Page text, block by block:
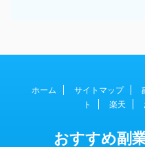
ホーム サイトマップ
ト
楽天
おすすめ副